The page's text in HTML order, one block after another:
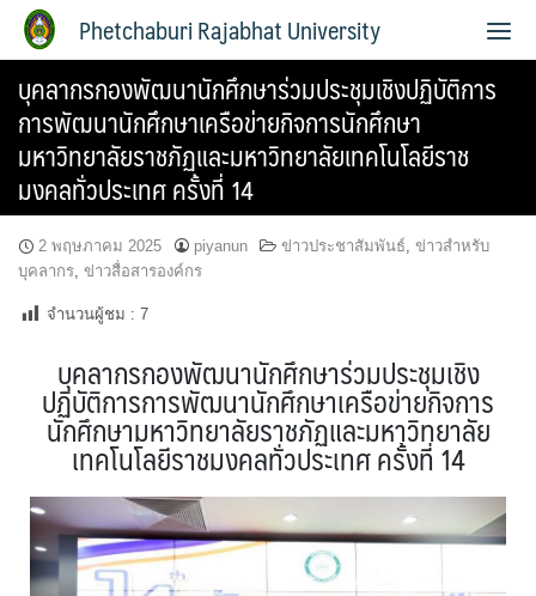
Phetchaburi Rajabhat University
บุคลากรกองพัฒนานักศึกษาร่วมประชุมเชิงปฏิบัติการ
การพัฒนานักศึกษาเครือข่ายกิจการนักศึกษา
มหาวิทยาลัยราชภัฏและมหาวิทยาลัยเทคโนโลยีราช
มงคลทั่วประเทศ ครั้งที่ 14
2 พฤษภาคม 2025 piyanun ข่าวประชาสัมพันธ์, ข่าวสำหรับ
บุคลากร, ข่าวสื่อสารองค์กร
จำนวนผู้ชม : 7
บุคลากรกองพัฒนานักศึกษาร่วมประชุมเชิง
ปฏิบัติการการพัฒนานักศึกษาเครือข่ายกิจการ
นักศึกษามหาวิทยาลัยราชภัฏและมหาวิทยาลัย
เทคโนโลยีราชมงคลทั่วประเทศ ครั้งที่ 14